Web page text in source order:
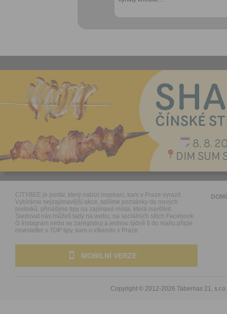
CITYBEE je portál, který nabízí inspiraci, kam v Praze vyrazit.
Vybíráme nejzajímavější akce, sdílíme pozvánky do nových
podniků, přinášíme tipy na zajímavá místa, která navštívit.
Sledovat nás můžeš tady na webu, na sociálních sítích Facebook
či Instagram nebo se zaregistruj a jednou týdně ti do mailu přijde
newsletter s TOP tipy, kam o víkendu v Praze.
MOBILNÍ VERZE
Copyright © 2012-2026 Tabernas 21, s.r.o.